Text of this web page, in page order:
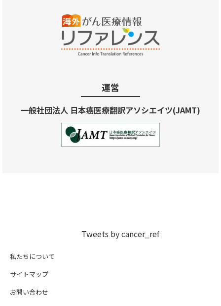
運営
一般社団法人 日本癌医療翻訳アソシエイツ(JAMT)
Tweets by cancer_ref
私たちについて
サイトマップ
お問い合わせ